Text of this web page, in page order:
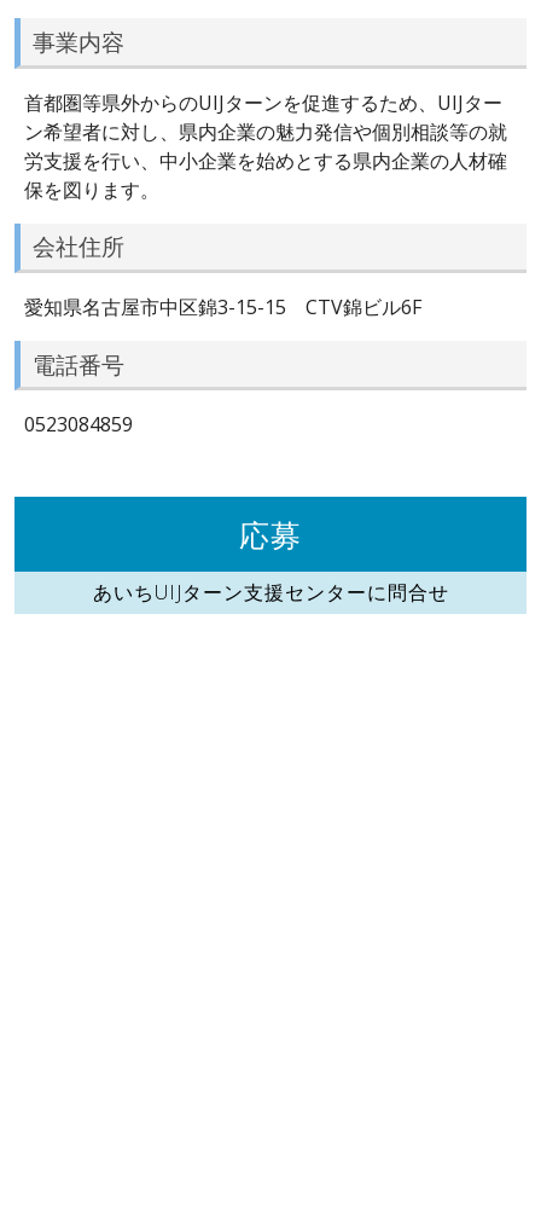
事業内容
首都圏等県外からのUIJターンを促進するため、UIJター
ン希望者に対し、県内企業の魅力発信や個別相談等の就
労支援を行い、中小企業を始めとする県内企業の人材確
保を図ります。
会社住所
愛知県名古屋市中区錦3-15-15 CTV錦ビル6F
電話番号
0523084859
応募
あいちUIJターン支援センターに問合せ